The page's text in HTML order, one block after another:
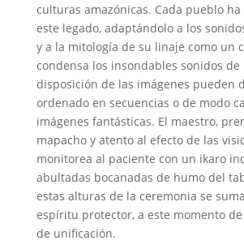
culturas amazónicas. Cada pueblo ha
este legado, adaptándolo a los
y a la mitología de su linaje como un
condensa los insondables sonidos de
disposición de las imágenes pueden
ordenado en secuencias o de modo
imágenes fantásticas. El maestro,
mapacho y atento al efecto de las
monitorea al paciente con un ikaro
abultadas bocanadas de humo del
estas alturas de la ceremonia se
espíritu protector, a este momento
de unificación.